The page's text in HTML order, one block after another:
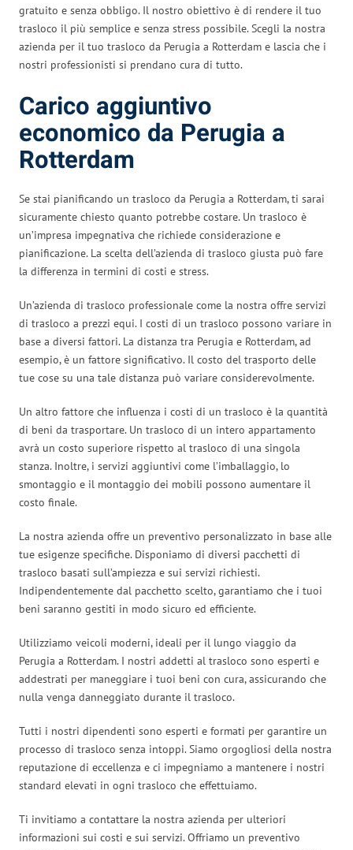
gratuito e senza obbligo. Il nostro obiettivo è di rendere il tuo
trasloco il più semplice e senza stress possibile. Scegli la nostra
azienda per il tuo trasloco da Perugia a Rotterdam e lascia che i
nostri professionisti si prendano cura di tutto.
Carico aggiuntivo
economico da Perugia a
Rotterdam
Se stai pianificando un trasloco da Perugia a Rotterdam, ti sarai
sicuramente chiesto quanto potrebbe costare. Un trasloco è
un’impresa impegnativa che richiede considerazione e
pianificazione. La scelta dell’azienda di trasloco giusta può fare
la differenza in termini di costi e stress.
Un’azienda di trasloco professionale come la nostra offre servizi
di trasloco a prezzi equi. I costi di un trasloco possono variare in
base a diversi fattori. La distanza tra Perugia e Rotterdam, ad
esempio, è un fattore significativo. Il costo del trasporto delle
tue cose su una tale distanza può variare considerevolmente.
Un altro fattore che influenza i costi di un trasloco è la quantità
di beni da trasportare. Un trasloco di un intero appartamento
avrà un costo superiore rispetto al trasloco di una singola
stanza. Inoltre, i servizi aggiuntivi come l’imballaggio, lo
smontaggio e il montaggio dei mobili possono aumentare il
costo finale.
La nostra azienda offre un preventivo personalizzato in base alle
tue esigenze specifiche. Disponiamo di diversi pacchetti di
trasloco basati sull’ampiezza e sui servizi richiesti.
Indipendentemente dal pacchetto scelto, garantiamo che i tuoi
beni saranno gestiti in modo sicuro ed efficiente.
Utilizziamo veicoli moderni, ideali per il lungo viaggio da
Perugia a Rotterdam. I nostri addetti al trasloco sono esperti e
addestrati per maneggiare i tuoi beni con cura, assicurando che
nulla venga danneggiato durante il trasloco.
Tutti i nostri dipendenti sono esperti e formati per garantire un
processo di trasloco senza intoppi. Siamo orgogliosi della nostra
reputazione di eccellenza e ci impegniamo a mantenere i nostri
standard elevati in ogni trasloco che effettuiamo.
Ti invitiamo a contattare la nostra azienda per ulteriori
informazioni sui costi e sui servizi. Offriamo un preventivo